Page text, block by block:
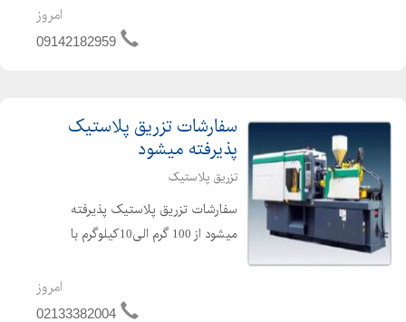
نساجی از جمله دستگاه ژاکارد با برندهای
معتبر و با سرعت بالا به صورت نو و
امروز
09142182959
سفارشات تزریق پلاستیک
پذیرفته میشود
تزریق پلاستیک
سفارشات تزریق پلاستیک پذیرفته
میشود از 100 گرم الی10کیلوگرم با
مناسب خدمات تزریق پلاستیک قبول
سفارشات قطعات پلاستیک
امروز
02133382004